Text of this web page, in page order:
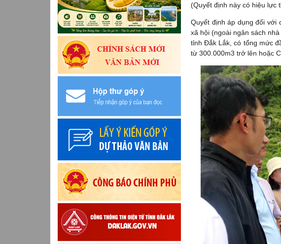
(Quyết định này có hiệu lực
Quyết định áp dụng đối với
xã hội (ngoài ngân sách
tỉnh Đắk Lắk, có tổng mức
từ 300.000m3 trở lên hoặc